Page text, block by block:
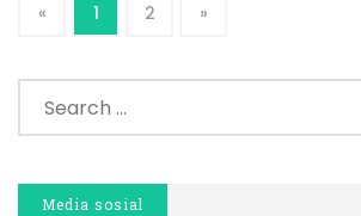
« 1 2 »
Media sosial